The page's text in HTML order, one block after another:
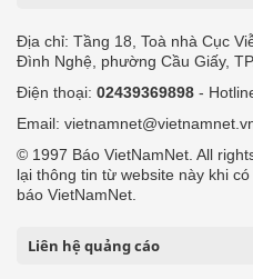
Địa chỉ: Tầng 18, Toà nhà Cục
Đình Nghệ, phường Cầu Giấy,
Điện thoại: 02439369898 -
Email:
© 1997 Báo VietNamNet. All
lại thông tin từ website này khi
báo VietNamNet.
Liên hệ quảng cáo